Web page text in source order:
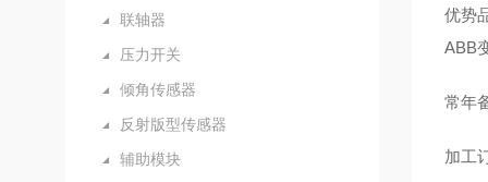
联轴器
压力开关
倾角传感器
反射版型传感器
辅助模块
优势
ABB
常年
加工